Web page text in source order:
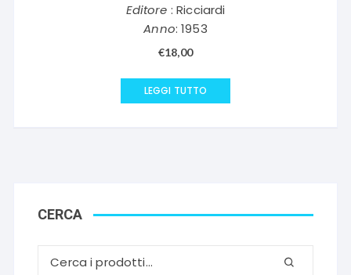
Editore : Ricciardi
Anno: 1953
€18,00
LEGGI TUTTO
CERCA